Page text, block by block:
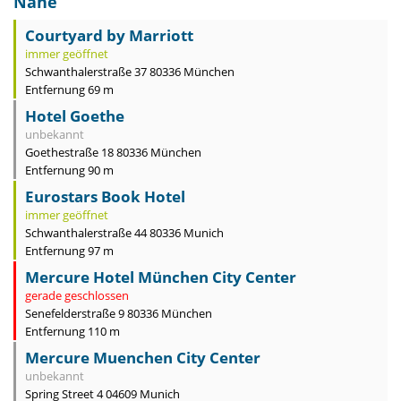
Courtyard by Marriott
immer geöffnet
Schwanthalerstraße 37 80336 München
Entfernung 69 m
Hotel Goethe
unbekannt
Goethestraße 18 80336 München
Entfernung 90 m
Eurostars Book Hotel
immer geöffnet
Schwanthalerstraße 44 80336 Munich
Entfernung 97 m
Mercure Hotel München City Center
gerade geschlossen
Senefelderstraße 9 80336 München
Entfernung 110 m
Mercure Muenchen City Center
unbekannt
Spring Street 4 04609 Munich